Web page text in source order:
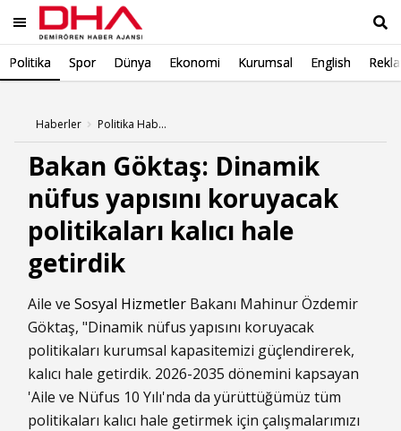
Politika Spor Dünya Ekonomi Kurumsal English
Haberler Politika Haberleri
Bakan Göktaş: Dinamik
nüfus yapısını koruyacak
politikaları kalıcı hale
getirdik
Aile ve Sosyal Hizmetler Bakanı Mahinur Özdemir
Göktaş, "Dinamik nüfus yapısını koruyacak
politikaları kurumsal kapasitemizi güçlendirerek,
kalıcı hale getirdik. 2026-2035 dönemini kapsayan
'Aile ve Nüfus 10 Yılı'nda da yürüttüğümüz tüm
politikaları kalıcı hale getirmek için çalışmalarımızı